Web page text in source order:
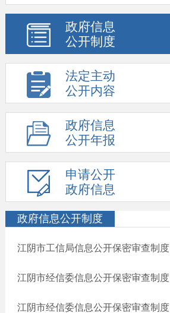
政府信息
公开制度
法定主动
公开内容
政府信息
公开年报
申请公开
政府信息
政府信息公开制度
江阴市工信局信息公开保密审查制度
江阴市经信委信息公开保密审查制度
江阴市经信委信息公开保密审查制度